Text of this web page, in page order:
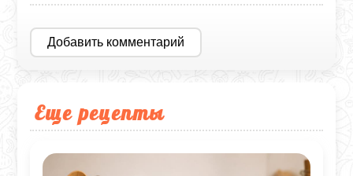
Добавить комментарий
Еще рецепты